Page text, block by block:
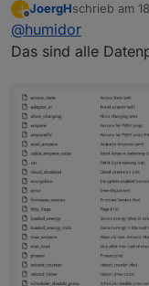
mir geht es
(start/stop/
also aktulle
J
Offline
JoergHschrieb am
zuletzt
@humidor
Das sind alle